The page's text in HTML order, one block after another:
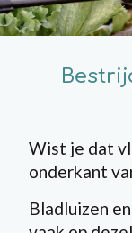
Wist je dat
onderkant
Bladluizen